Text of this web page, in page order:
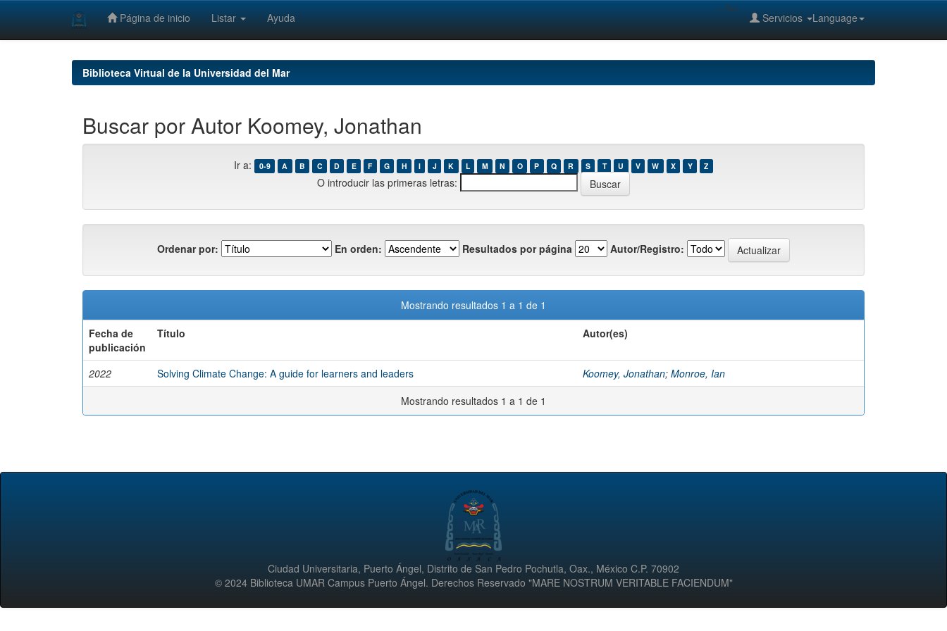
Página de inicio Listar Ayuda Language
Servicios
--%>
Biblioteca Virtual de la Universidad del Mar
Buscar por Autor Koomey, Jonathan
Ir a: 0-9 A B C D E F G H I J K L M N O P Q R S T U V W X Y Z
O introducir las primeras letras:
Ordenar por: En orden: Resultados por página Autor/Registro:
Mostrando resultados 1 a 1 de 1
Fecha de
publicación
Título Autor(es)
2022 Solving Climate Change: A guide for learners and leaders Koomey, Jonathan; Monroe, Ian
Mostrando resultados 1 a 1 de 1
Ciudad Universitaria, Puerto Ángel, Distrito de San Pedro Pochutla, Oax., México C.P. 70902
© 2024 Biblioteca UMAR Campus Puerto Ángel. Derechos Reservado "MARE NOSTRUM VERITABLE FACIENDUM"